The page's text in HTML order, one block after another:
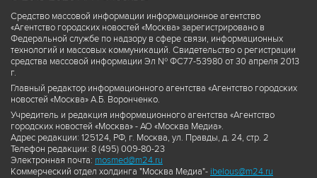
Средство массовой информации информационное агентство
«Агентство городских новостей «Москва» зарегистрировано в
Федеральной службе по надзору в сфере связи, информационных
технологий и массовых коммуникаций. Свидетельство о регистрации
средства массовой информации Эл № ФС77-53980 от 30 апреля 2013
г.
Главный редактор информационного агентства «Агентство городских
новостей «Москва» А.Б. Воронченко.
Учредитель и редакция информационного агентства «Агентство
городских новостей «Москва» - АО «Москва Медиа».
Адрес редакции: 125124, РФ, г. Москва, ул. Правды, д. 24, стр. 2
Телефон редакции: 8 (495) 009-80-23
Электронная почта: mosmed@m24.ru
Коммерческий отдел холдинга "Москва Медиа"- ibelous@m24.ru